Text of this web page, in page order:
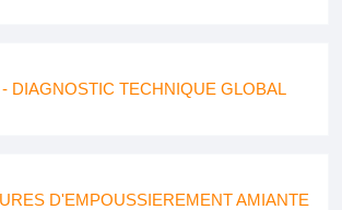
DIAGNOSTIC TECHNIQUE GLOBAL
D'EMPOUSSIEREMENT AMIANTE